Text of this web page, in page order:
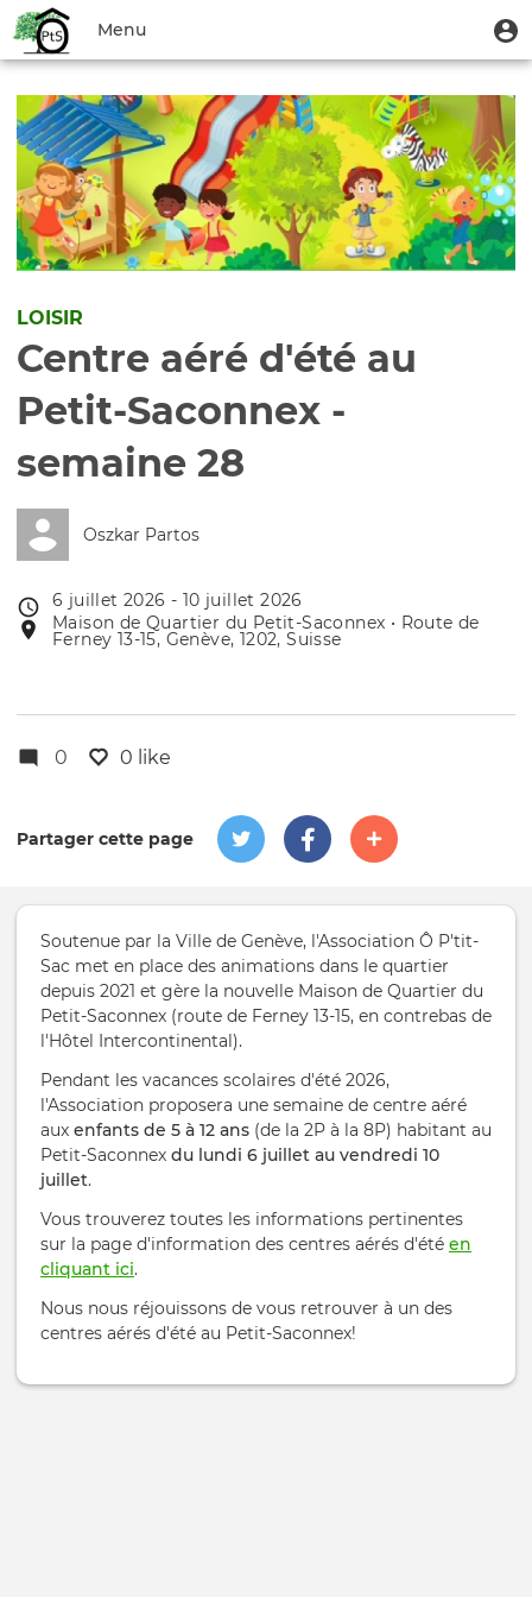
contenu
Menu
du
compte
de
l'utilisateur
Menu
Toggle
navigation
LOISIR
Centre aéré d'été au
Petit-Saconnex -
semaine 28
Oszkar Partos
Date
de
l'évênement
6 juillet 2026 - 10 juillet 2026
Lieu
de
Maison de Quartier du Petit-Saconnex • Route de
Ferney 13-15, Genève, 1202, Suisse
0 0 like
Partager cette page
Soutenue par la Ville de Genève, l'Association Ô P'tit-
Sac met en place des animations dans le quartier
depuis 2021 et gère la nouvelle Maison de Quartier du
Petit-Saconnex (route de Ferney 13-15, en contrebas de
l'Hôtel Intercontinental).
Pendant les vacances scolaires d'été 2026,
l'Association proposera une semaine de centre aéré
aux enfants de 5 à 12 ans (de la 2P à la 8P) habitant au
Petit-Saconnex du lundi 6 juillet au vendredi 10
juillet.
Vous trouverez toutes les informations pertinentes
sur la page d'information des centres aérés d'été en
cliquant ici.
Nous nous réjouissons de vous retrouver à un des
centres aérés d'été au Petit-Saconnex!